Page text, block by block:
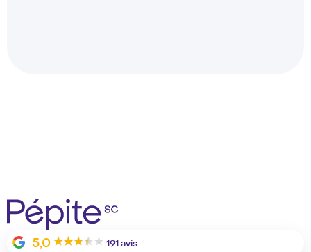
5,0 191 avis